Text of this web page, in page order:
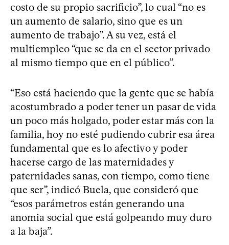
costo de su propio sacrificio”, lo cual “no es
un aumento de salario, sino que es un
aumento de trabajo”. A su vez, está el
multiempleo “que se da en el sector privado
al mismo tiempo que en el público”.
“Eso está haciendo que la gente que se había
acostumbrado a poder tener un pasar de vida
un poco más holgado, poder estar más con la
familia, hoy no esté pudiendo cubrir esa área
fundamental que es lo afectivo y poder
hacerse cargo de las maternidades y
paternidades sanas, con tiempo, como tiene
que ser”, indicó Buela, que consideró que
“esos parámetros están generando una
anomia social que está golpeando muy duro
a la baja”.